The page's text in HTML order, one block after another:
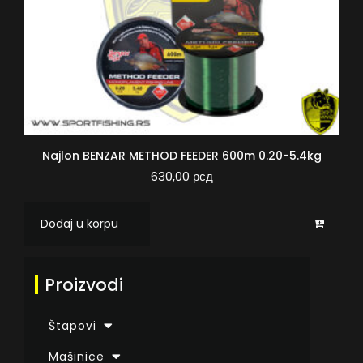
Proizvodi
Štapovi
Mašinice
Najlon BENZAR METHOD FEEDER 600m 0.20-5.4kg
630,00 рсд
Dodaj u korpu